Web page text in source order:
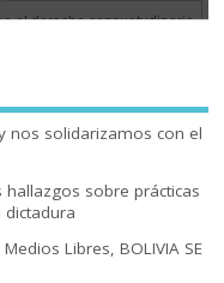
nos solidarizamos con el
sobre prácticas
Libres, BOLIVIA SE